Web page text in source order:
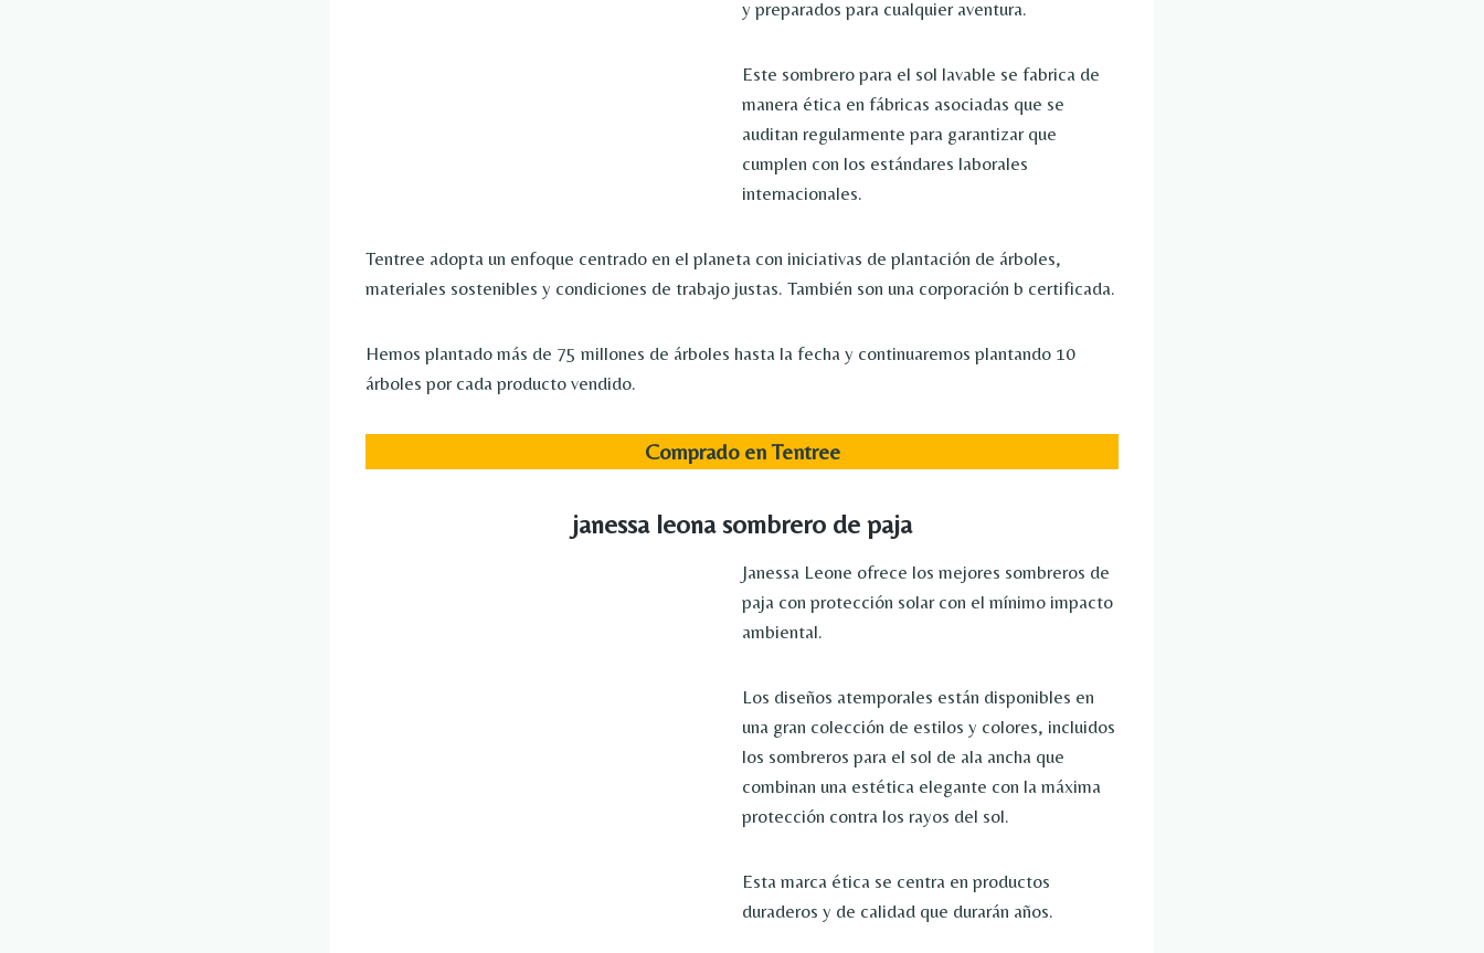
y preparados para cualquier aventura.
Este sombrero para el sol lavable se fabrica de
manera ética en fábricas asociadas que se
auditan regularmente para garantizar que
cumplen con los estándares laborales
internacionales.
Tentree adopta un enfoque centrado en el planeta con iniciativas de plantación de árboles,
materiales sostenibles y condiciones de trabajo justas. También son una corporación b certificada.
Hemos plantado más de 75 millones de árboles hasta la fecha y continuaremos plantando 10
árboles por cada producto vendido.
Comprado en Tentree
janessa leona sombrero de paja
Janessa Leone ofrece los mejores sombreros de
paja con protección solar con el mínimo impacto
ambiental.
Los diseños atemporales están disponibles en
una gran colección de estilos y colores, incluidos
los sombreros para el sol de ala ancha que
combinan una estética elegante con la máxima
protección contra los rayos del sol.
Esta marca ética se centra en productos
duraderos y de calidad que durarán años.